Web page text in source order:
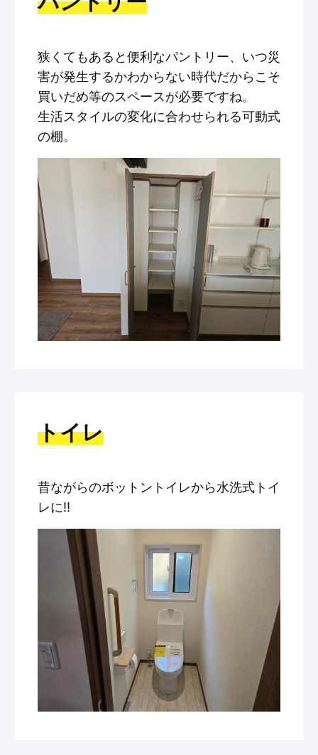
狭くてもあると便利なパントリー、いつ災
害が発生するかわからない時代だからこそ
買いだめ等のスペースが必要ですね。
生活スタイルの変化に合わせられる可動式
の棚。
トイレ
昔ながらのボットントイレから水洗式トイ
レに!!